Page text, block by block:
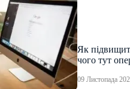
Як
чого тут
09 Листопада